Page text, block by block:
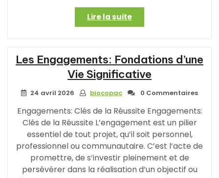
Lire la suite« La
Magie
des
Maisonsnettes
en
Bois
:
Un
Enchanté
pour
les
Enfants »
Les Engagements: Fondations d’une
Vie Significative
24 avril 2026 biocopac 0 Commentaires
Engagements: Clés de la Réussite Engagements:
Clés de la Réussite L’engagement est un pilier
essentiel de tout projet, qu’il soit personnel,
professionnel ou communautaire. C’est l’acte de
promettre, de s’investir pleinement et de
persévérer dans la réalisation d’un objectif ou